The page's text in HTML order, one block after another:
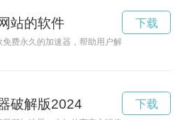
站的软件
免费永久的加速器，帮助用户解决网络加速需求
下载
破解版2024 下载